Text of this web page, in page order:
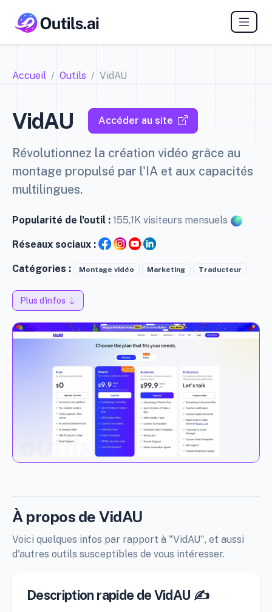
Accueil Outils VidAU
VidAU Accéder au site
Révolutionnez la création vidéo grâce au
montage propulsé par l'IA et aux capacités
multilingues.
Popularité de l'outil : 155,1K visiteurs mensuels
Réseaux sociaux :
Catégories : Montage vidéo Marketing Traducteur
Plus d'infos
À propos de VidAU
Voici quelques infos par rapport à "VidAU", et aussi
d'autres outils susceptibles de vous intéresser.
Description rapide de VidAU ✍️